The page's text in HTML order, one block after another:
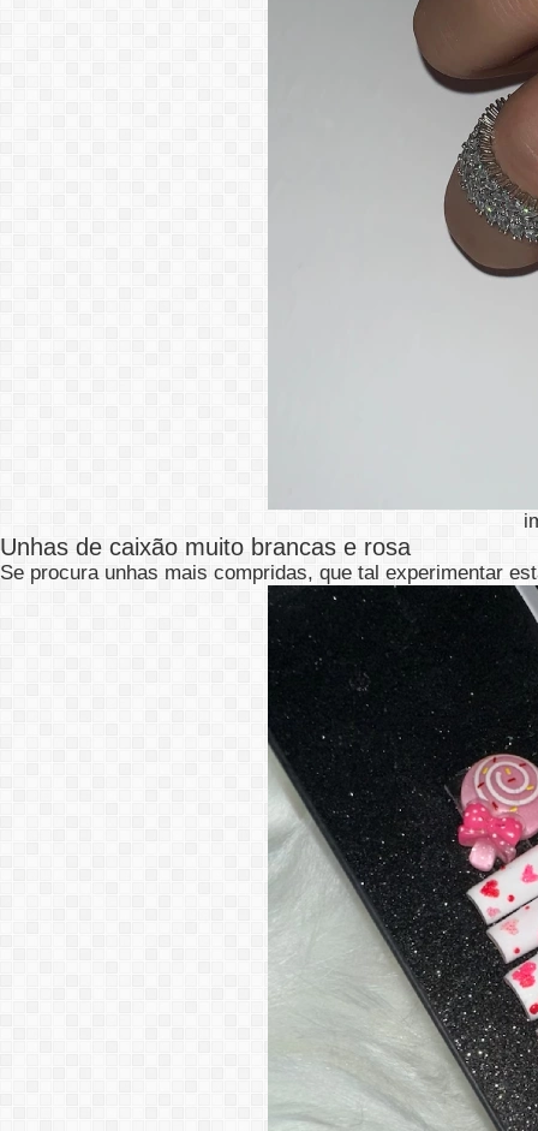
Unhas de caixão muito brancas e rosa
Se procura unhas mais compridas, que tal experimentar